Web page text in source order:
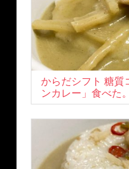
からだシフト 糖質
ンカレー」食べた